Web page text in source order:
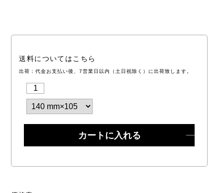
送料についてはこちら
出荷：代金お支払い後、7営業日以内（土日祝除く）に出荷致します。